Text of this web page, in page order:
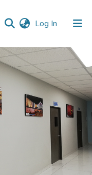
Log In (current)